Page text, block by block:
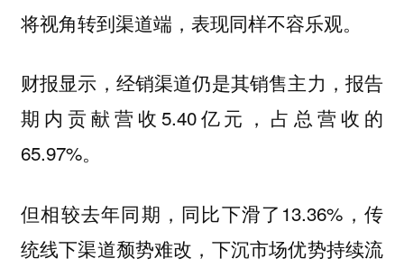
将视角转到渠道端，表现同样不容乐观。
财报显示，经销渠道仍是其销售主力，报告
期内贡献营收5.40亿元，占总营收的
65.97%。
但相较去年同期，同比下滑了13.36%，传
统线下渠道颓势难改，下沉市场优势持续流